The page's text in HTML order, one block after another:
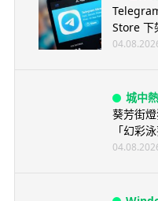
Store 下
城中
葵芳街
「幻彩